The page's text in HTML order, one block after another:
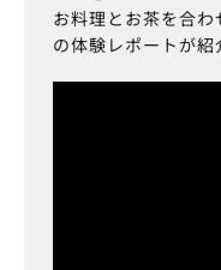
お料理とお茶を合わ
の体験レポートが紹